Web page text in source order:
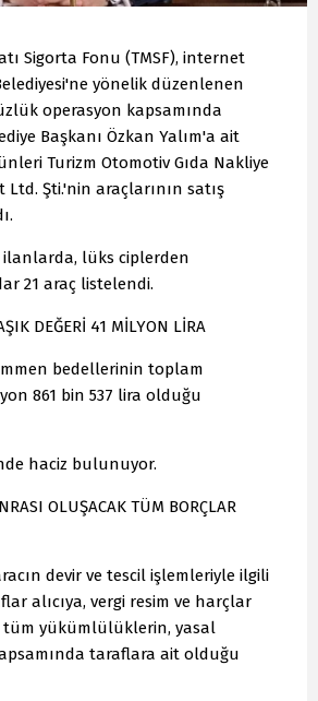
Sigorta Fonu (TMSF), internet
yönelik düzenlenen
operasyon kapsamında
Başkanı Özkan Yalım'a ait
Turizm Otomotiv Gıda Nakliye
Ltd. Şti.'nin araçlarının satış
ilanlarda, lüks ciplerden
21 araç listelendi.
DEĞERİ 41 MİLYON LİRA
bedellerinin toplam
861 bin 537 lira olduğu
haciz bulunuyor.
OLUŞACAK TÜM BORÇLAR
devir ve tescil işlemleriyle ilgili
alıcıya, vergi resim ve harçlar
yükümlülüklerin, yasal
taraflara ait olduğu